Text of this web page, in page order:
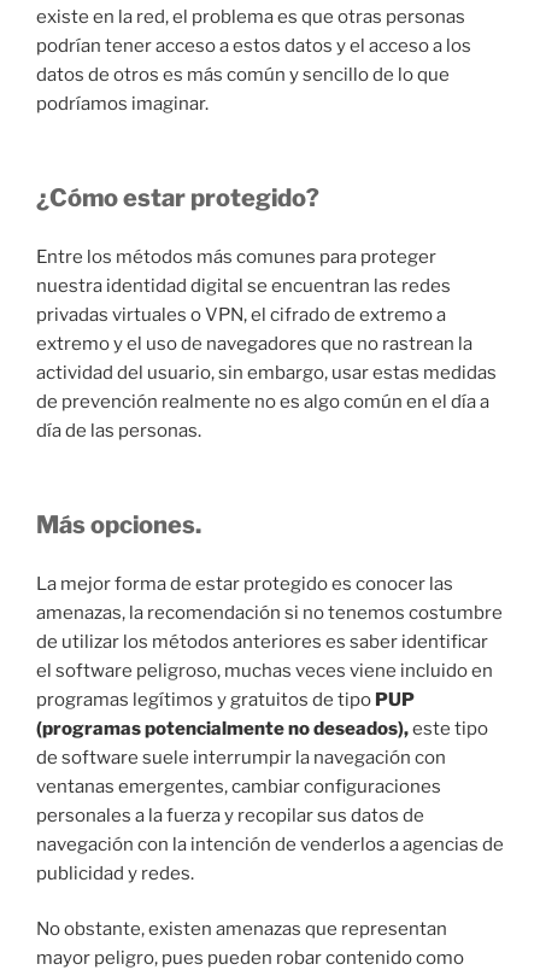
existe en la red, el problema es que otras personas
podrían tener acceso a estos datos y el acceso a los
datos de otros es más común y sencillo de lo que
podríamos imaginar.
¿Cómo estar protegido?
Entre los métodos más comunes para proteger
nuestra identidad digital se encuentran las redes
privadas virtuales o VPN, el cifrado de extremo a
extremo y el uso de navegadores que no rastrean la
actividad del usuario, sin embargo, usar estas medidas
de prevención realmente no es algo común en el día a
día de las personas.
Más opciones.
La mejor forma de estar protegido es conocer las
amenazas, la recomendación si no tenemos costumbre
de utilizar los métodos anteriores es saber identificar
el software peligroso, muchas veces viene incluido en
programas legítimos y gratuitos de tipo PUP
(programas potencialmente no deseados),este tipo
de software suele interrumpir la navegación con
ventanas emergentes, cambiar configuraciones
personales a la fuerza y recopilar sus datos de
navegación con la intención de venderlos a agencias de
publicidad y redes.
No obstante, existen amenazas que representan
mayor peligro, pues pueden robar contenido como